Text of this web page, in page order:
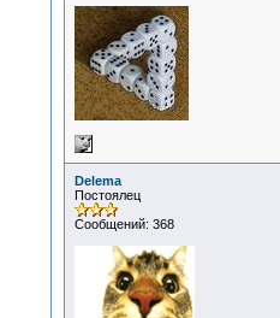
Delema
Постоялец
Сообщений: 368